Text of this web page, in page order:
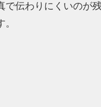
で伝わりにくいのが